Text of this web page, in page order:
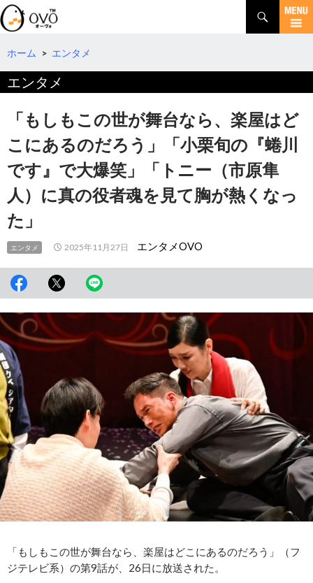
検
索
コ
テ
へ
ホーム > エンタメ
エンタメ
「もしもこの世が舞台なら、楽屋はど
こにあるのだろう」「小栗旬の『蜷川
です』で大爆笑」「トニー（市原隼
人）に真の役者魂を見て胸が熱くなっ
た」
エンタメ 2025年11月27日 エンタメOVO
「もしもこの世が舞台なら、楽屋はどこにあるのだろう」（フ
ジテレビ系）の第9話が、26日に放送された。